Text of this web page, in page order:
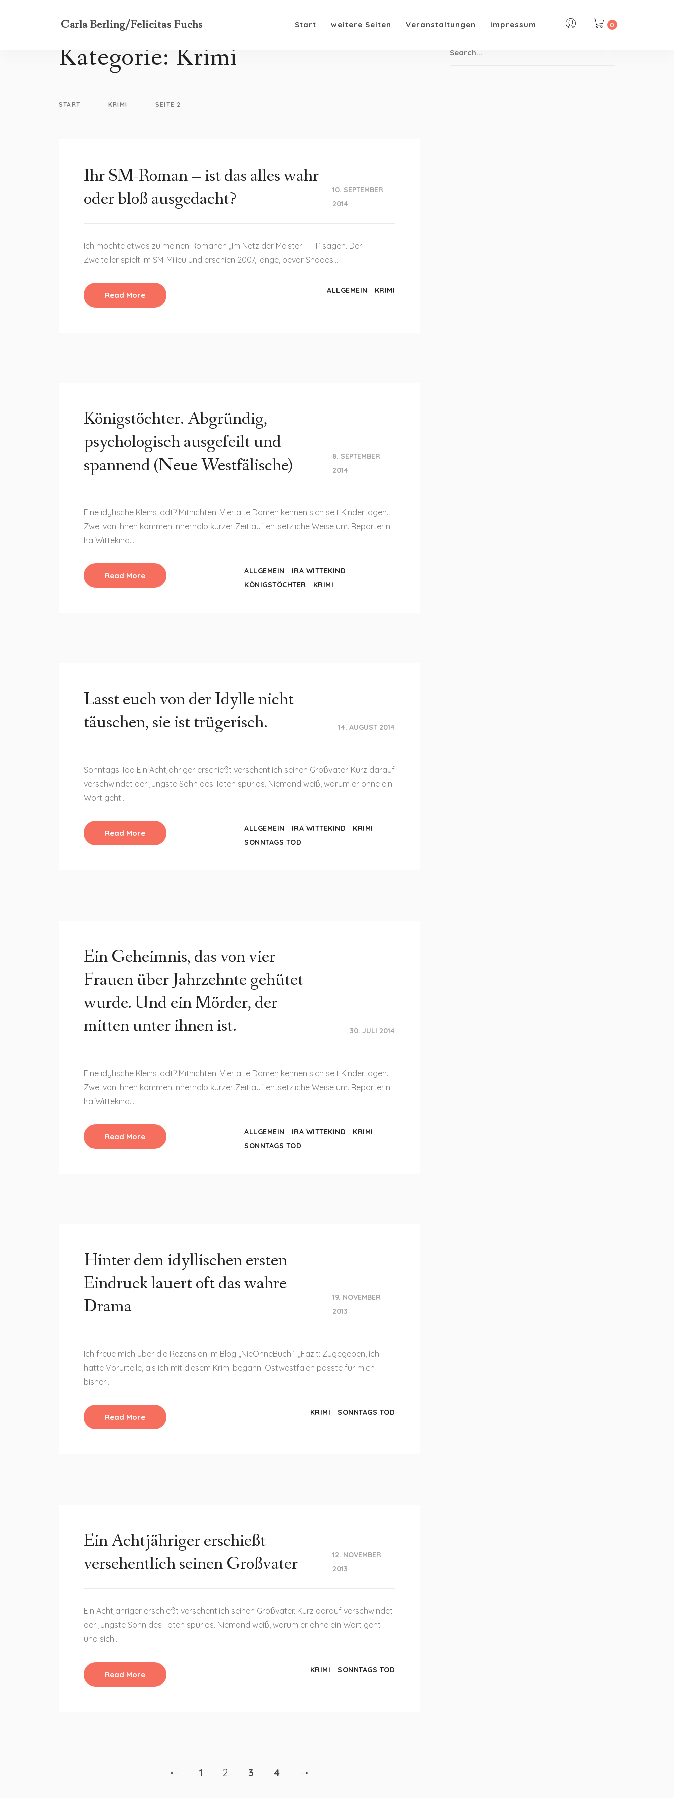
Carla Berling/Felicitas Fuchs Start weitere Seiten Veranstaltungen Impressum 0
Kategorie: Krimi
START - KRIMI - SEITE 2
Ihr SM-Roman – ist das alles wahr
oder bloß ausgedacht?
10. SEPTEMBER
2014
Ich möchte etwas zu meinen Romanen „Im Netz der Meister I + II“ sagen. Der
Zweiteiler spielt im SM-Milieu und erschien 2007, lange, bevor Shades…
Read More ALLGEMEIN KRIMI
Königstöchter. Abgründig,
psychologisch ausgefeilt und
spannend (Neue Westfälische)
8. SEPTEMBER
2014
Eine idyllische Kleinstadt? Mitnichten. Vier alte Damen kennen sich seit Kindertagen.
Zwei von ihnen kommen innerhalb kurzer Zeit auf entsetzliche Weise um. Reporterin
Ira Wittekind…
Read More ALLGEMEIN
IRA WITTEKIND
KÖNIGSTÖCHTER
KRIMI
Lasst euch von der Idylle nicht
täuschen, sie ist trügerisch.
14. AUGUST 2014
Sonntags Tod Ein Achtjähriger erschießt versehentlich seinen Großvater. Kurz darauf
verschwindet der jüngste Sohn des Toten spurlos. Niemand weiß, warum er ohne ein
Wort geht…
Read More ALLGEMEIN IRA WITTEKIND
KRIMI
SONNTAGS TOD
Ein Geheimnis, das von vier
Frauen über Jahrzehnte gehütet
wurde. Und ein Mörder, der
mitten unter ihnen ist.
30. JULI 2014
Eine idyllische Kleinstadt? Mitnichten. Vier alte Damen kennen sich seit Kindertagen.
Zwei von ihnen kommen innerhalb kurzer Zeit auf entsetzliche Weise um. Reporterin
Ira Wittekind…
Read More ALLGEMEIN IRA WITTEKIND
KRIMI
SONNTAGS TOD
Hinter dem idyllischen ersten
Eindruck lauert oft das wahre
Drama
19. NOVEMBER
2013
Ich freue mich über die Rezension im Blog „NieOhneBuch“: „Fazit: Zugegeben, ich
hatte Vorurteile, als ich mit diesem Krimi begann. Ostwestfalen passte für mich
bisher…
Read More KRIMI SONNTAGS TOD
Ein Achtjähriger erschießt
versehentlich seinen Großvater
12. NOVEMBER
2013
Ein Achtjähriger erschießt versehentlich seinen Großvater. Kurz darauf verschwindet
der jüngste Sohn des Toten spurlos. Niemand weiß, warum er ohne ein Wort geht
und sich…
Read More KRIMI SONNTAGS TOD
🠐 1 2 3 4 🠒